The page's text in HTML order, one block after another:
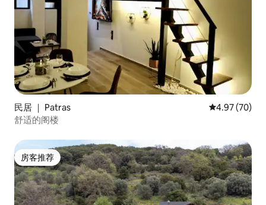
民居 ｜ Patras 平均评分
4.97 (70)
舒适的阁楼
房客推荐
房客推荐